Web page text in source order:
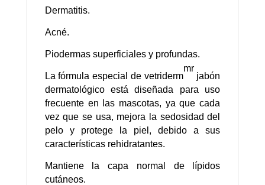
Dermatitis.
Acné.
Piodermas superficiales y profundas.
La fórmula especial de vetriderm
mr
jabón
dermatológico está diseñada para uso
frecuente en las mascotas, ya que cada
vez que se usa, mejora la sedosidad del
pelo y protege la piel, debido a sus
características rehidratantes.
Mantiene la capa normal de lípidos
cutáneos.